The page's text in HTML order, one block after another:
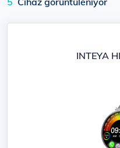
INTEYA